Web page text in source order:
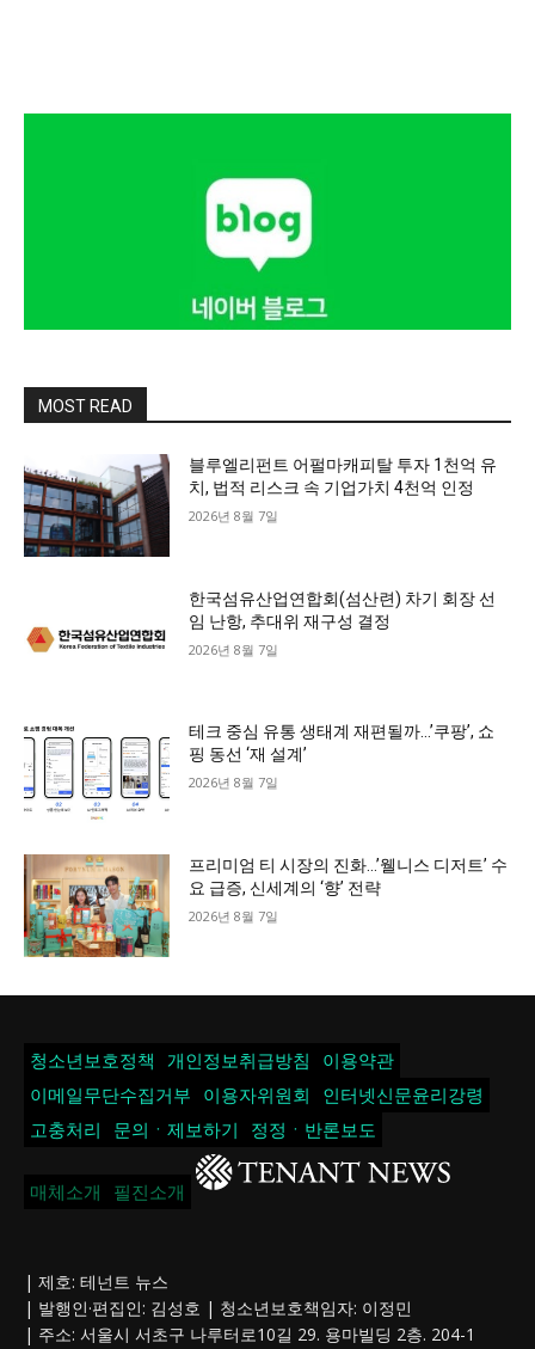
MOST READ
블루엘리펀트 어펄마캐피탈 투자 1천억 유
치, 법적 리스크 속 기업가치 4천억 인정
2026년 8월 7일
한국섬유산업연합회(섬산련) 차기 회장 선
임 난항, 추대위 재구성 결정
2026년 8월 7일
테크 중심 유통 생태계 재편될까…’쿠팡’, 쇼
핑 동선 ‘재 설계’
2026년 8월 7일
프리미엄 티 시장의 진화…’웰니스 디저트’ 수
요 급증, 신세계의 ‘향’ 전략
2026년 8월 7일
청소년보호정책 개인정보취급방침
이용약관
이메일무단수집거부
이용자위원회
인터넷신문윤리강령
고충처리
문의ㆍ제보하기 정정ㆍ반론보도
매체소개 필진소개
| 제호: 테넌트 뉴스
| 발행인·편집인: 김성호 | 청소년보호책임자: 이정민
| 주소: 서울시 서초구 나루터로10길 29. 용마빌딩 2층. 204-1